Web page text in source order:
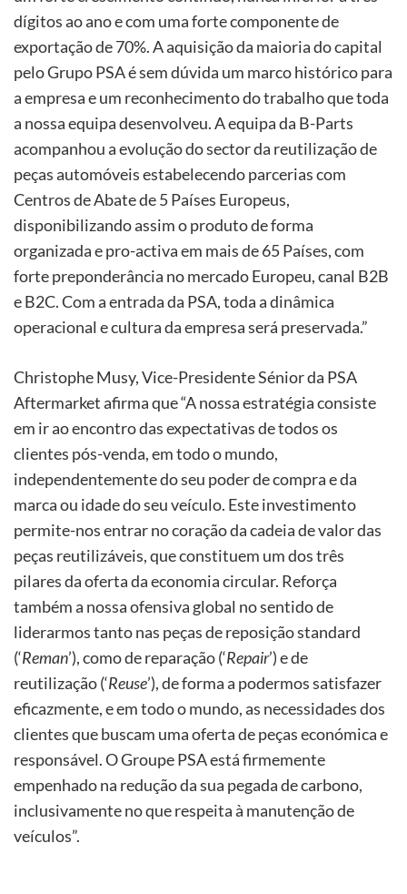
dígitos ao ano e com uma forte componente de
exportação de 70%. A aquisição da maioria do capital
pelo Grupo PSA é sem dúvida um marco histórico para
a empresa e um reconhecimento do trabalho que toda
a nossa equipa desenvolveu. A equipa da B-Parts
acompanhou a evolução do sector da reutilização de
peças automóveis estabelecendo parcerias com
Centros de Abate de 5 Países Europeus,
disponibilizando assim o produto de forma
organizada e pro-activa em mais de 65 Países, com
forte preponderância no mercado Europeu, canal B2B
e B2C. Com a entrada da PSA, toda a dinâmica
operacional e cultura da empresa será preservada.”
Christophe Musy, Vice-Presidente Sénior da PSA
Aftermarket afirma que “A nossa estratégia consiste
em ir ao encontro das expectativas de todos os
clientes pós-venda, em todo o mundo,
independentemente do seu poder de compra e da
marca ou idade do seu veículo. Este investimento
permite-nos entrar no coração da cadeia de valor das
peças reutilizáveis, que constituem um dos três
pilares da oferta da economia circular. Reforça
também a nossa ofensiva global no sentido de
liderarmos tanto nas peças de reposição standard
(‘Reman’), como de reparação (‘Repair’) e de
reutilização (‘Reuse’), de forma a podermos satisfazer
eficazmente, e em todo o mundo, as necessidades dos
clientes que buscam uma oferta de peças económica e
responsável. O Groupe PSA está firmemente
empenhado na redução da sua pegada de carbono,
inclusivamente no que respeita à manutenção de
veículos”.